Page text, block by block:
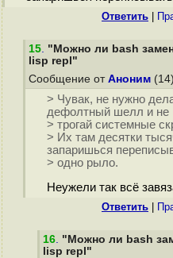
Ответить
15. "Можно ли bash
lisp repl"
Сообщение от Аноним
> Чувак, не нужно
дефолтный шелл и не
> трогай системные
> Их там десятки
запаришься
> одно рыло.
Неужели так всё
Ответить
16. "Можно ли bash
lisp repl"